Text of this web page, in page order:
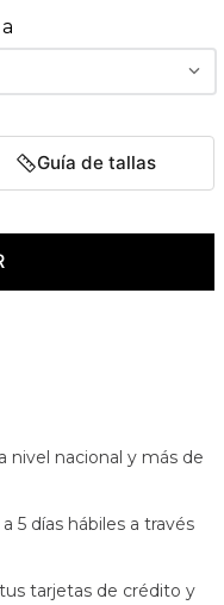
Guía de tallas
nivel nacional y más de
5 días hábiles a través
tarjetas de crédito y